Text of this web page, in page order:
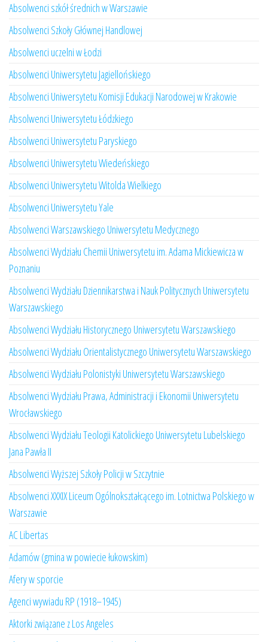
Absolwenci szkół średnich w Warszawie
Absolwenci Szkoły Głównej Handlowej
Absolwenci uczelni w Łodzi
Absolwenci Uniwersytetu Jagiellońskiego
Absolwenci Uniwersytetu Komisji Edukacji Narodowej w Krakowie
Absolwenci Uniwersytetu Łódzkiego
Absolwenci Uniwersytetu Paryskiego
Absolwenci Uniwersytetu Wiedeńskiego
Absolwenci Uniwersytetu Witolda Wielkiego
Absolwenci Uniwersytetu Yale
Absolwenci Warszawskiego Uniwersytetu Medycznego
Absolwenci Wydziału Chemii Uniwersytetu im. Adama Mickiewicza w
Poznaniu
Absolwenci Wydziału Dziennikarstwa i Nauk Politycznych Uniwersytetu
Warszawskiego
Absolwenci Wydziału Historycznego Uniwersytetu Warszawskiego
Absolwenci Wydziału Orientalistycznego Uniwersytetu Warszawskiego
Absolwenci Wydziału Polonistyki Uniwersytetu Warszawskiego
Absolwenci Wydziału Prawa, Administracji i Ekonomii Uniwersytetu
Wrocławskiego
Absolwenci Wydziału Teologii Katolickiego Uniwersytetu Lubelskiego
Jana Pawła II
Absolwenci Wyższej Szkoły Policji w Szczytnie
Absolwenci XXXIX Liceum Ogólnokształcącego im. Lotnictwa Polskiego w
Warszawie
AC Libertas
Adamów (gmina w powiecie łukowskim)
Afery w sporcie
Agenci wywiadu RP (1918–1945)
Aktorki związane z Los Angeles